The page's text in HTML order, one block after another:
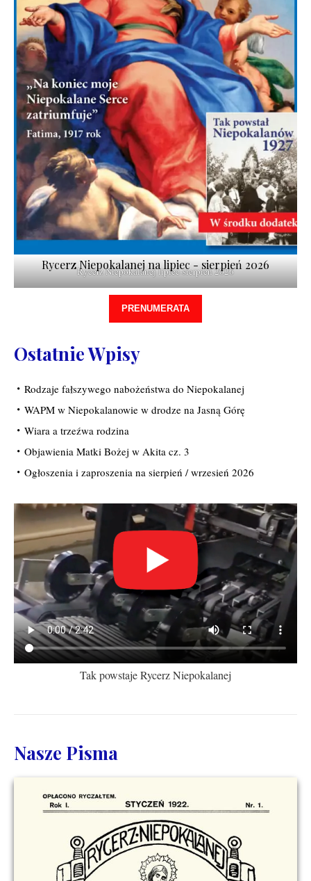
Rycerz Niepokalanej lipiec-sierpień 2026
Rycerz Niepokalanej na lipiec - sierpień 2026
PRENUMERATA
Ostatnie Wpisy
Rodzaje fałszywego nabożeństwa do Niepokalanej
WAPM w Niepokalanowie w drodze na Jasną Górę
Wiara a trzeźwa rodzina
Objawienia Matki Bożej w Akita cz. 3
Ogłoszenia i zaproszenia na sierpień / wrzesień 2026
Tak powstaje Rycerz Niepokalanej
Nasze Pisma